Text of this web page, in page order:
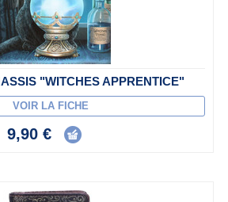
"WITCHES APPRENTICE"
VOIR LA FICHE
9,90 €